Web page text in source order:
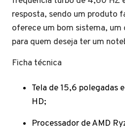
resposta, sendo um produto
oferece um bom sistema,
para quem deseja ter um
Ficha técnica
Tela de 15,6 polegadas
HD;
Processador de AMD